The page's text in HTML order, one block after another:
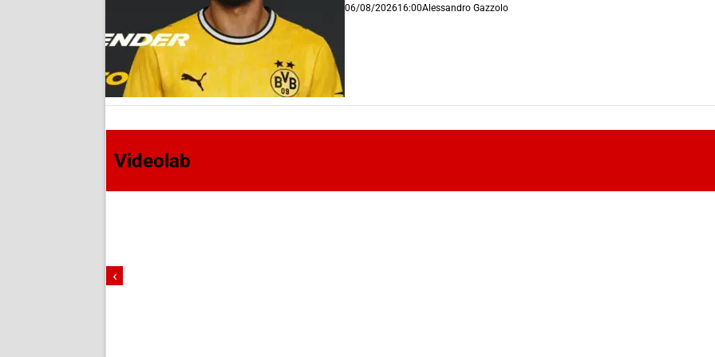
06/08/202616:00Alessandro Gazzolo
Videolab
‹